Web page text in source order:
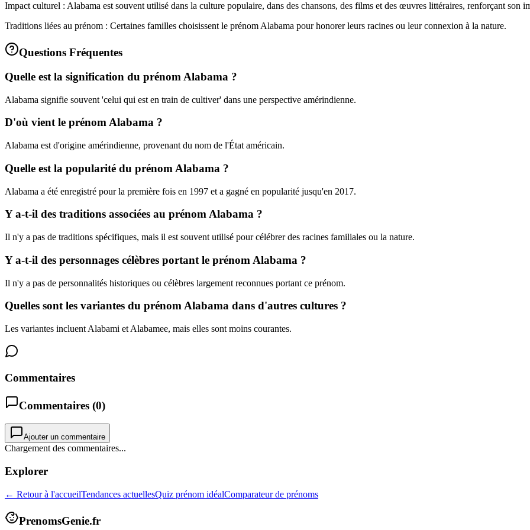
Impact culturel : Alabama est souvent utilisé dans la culture populaire, dans des chansons, des films et des œuvres littéraires, renforçant son
Traditions liées au prénom : Certaines familles choisissent le prénom Alabama pour honorer leurs racines ou leur connexion à la nature.
Questions Fréquentes
Quelle est la signification du prénom Alabama ?
Alabama signifie souvent 'celui qui est en train de cultiver' dans une perspective amérindienne.
D'où vient le prénom Alabama ?
Alabama est d'origine amérindienne, provenant du nom de l'État américain.
Quelle est la popularité du prénom Alabama ?
Alabama a été enregistré pour la première fois en 1997 et a gagné en popularité jusqu'en 2017.
Y a-t-il des traditions associées au prénom Alabama ?
Il n'y a pas de traditions spécifiques, mais il est souvent utilisé pour célébrer des racines familiales ou la nature.
Y a-t-il des personnages célèbres portant le prénom Alabama ?
Il n'y a pas de personnalités historiques ou célèbres largement reconnues portant ce prénom.
Quelles sont les variantes du prénom Alabama dans d'autres cultures ?
Les variantes incluent Alabami et Alabamee, mais elles sont moins courantes.
Commentaires
Commentaires (0)
Ajouter un commentaire
Chargement des commentaires...
Explorer
← Retour à l'accueilTendances actuellesQuiz prénom idéalComparateur de prénoms
PrenomsGenie.fr